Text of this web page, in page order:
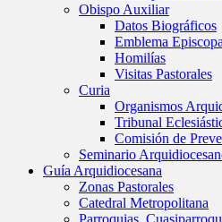
Obispo Auxiliar
Datos Biográficos
Emblema
Homilías
Visitas Pastorales
Curia
Organismos
Tribunal
Comisión de
Seminario
Guía Arquidiocesana
Zonas Pastorales
Catedral Metropolitana
Parroquias,